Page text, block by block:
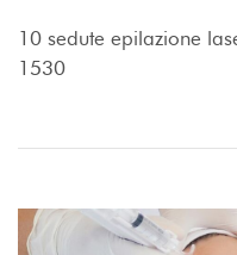
10 sedute epilazione
1530